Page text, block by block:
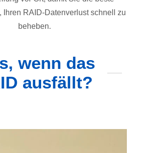
Ihren RAID-Datenverlust schnell zu
beheben.
wenn das
ausfällt?